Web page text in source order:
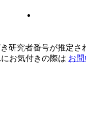
研究者番号が推定さ
お気付きの際は お